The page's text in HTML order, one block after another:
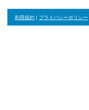
利用規約 | プライバシーポリシー